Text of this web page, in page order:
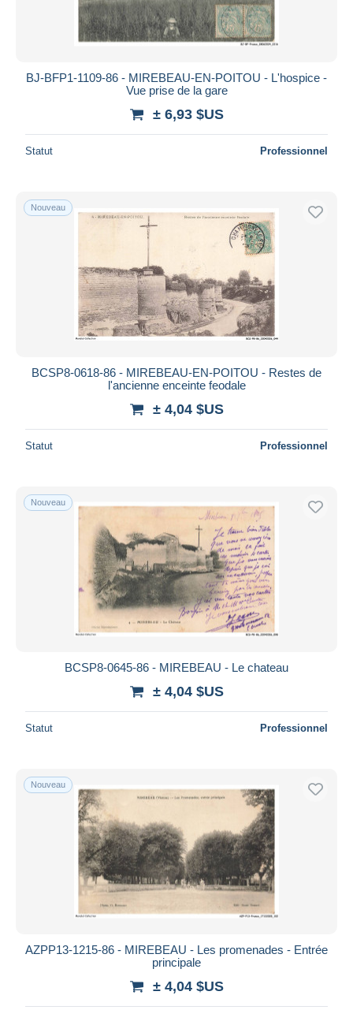
BJ-BFP1-1109-86 - MIREBEAU-EN-POITOU - L'hospice -
Vue prise de la gare
± 6,93 $US
Statut Professionnel
Nouveau
BCSP8-0618-86 - MIREBEAU-EN-POITOU - Restes de
l'ancienne enceinte feodale
± 4,04 $US
Statut Professionnel
Nouveau
BCSP8-0645-86 - MIREBEAU - Le chateau
± 4,04 $US
Statut Professionnel
Nouveau
AZPP13-1215-86 - MIREBEAU - Les promenades - Entrée
principale
± 4,04 $US